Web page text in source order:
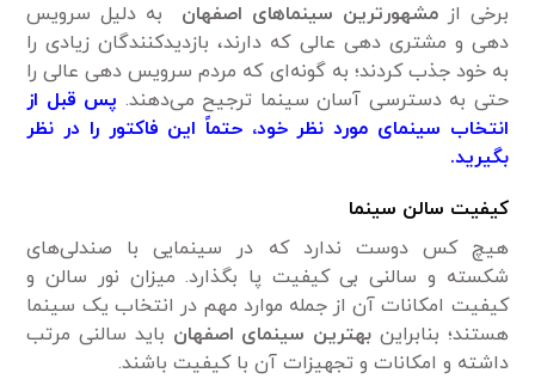
برخی ازمشهورترین سینماهای اصفهان
به دلیل سرویس
دهی و مشتری دهی عالی که دارند، بازدیدکنندگان زیادی را
به خود جذب کردند؛ به گونه‌ای که مردم سرویس دهی عالی را
حتی به دسترسی آسان سینما ترجیح می‌دهند. پس قبل از
انتخاب سینمای مورد نظر خود، حتماً این فاکتور را در نظر
بگیرید.
کیفیت سالن سینما
هیچ کس دوست ندارد که در سینمایی با صندلی‌های
شکسته و سالنی بی کیفیت پا بگذارد. میزان نور سالن و
کیفیت امکانات آن از جمله موارد مهم در انتخاب یک سینما
هستند؛ بنابراین بهترین سینمای اصفهان باید سالنی مرتب
داشته و امکانات و تجهیزات آن با کیفیت باشند.